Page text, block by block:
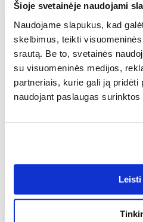
Šioje svetainėje naudojami
Naudojame slapukus, kad
skelbimus, teikti
srautą. Be to, svetainės
su visuomeninės medijos,
partneriais, kurie gali ją
naudojant paslaugas
Inesa
Nededelis bet tvirtas
Marcin
graži medžiaga, kuri sulaiko